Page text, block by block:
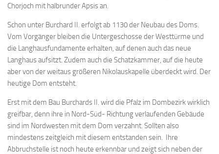
Chorjoch mit halbrunder Apsis an.
Schon unter Burchard II. erfolgt ab 1130 der Neubau des Doms.
Vom Vorgänger bleiben die Untergeschosse der Westtürme und
die Langhausfundamente erhalten, auf denen auch das neue
Langhaus aufsitzt. Zudem auch die Schatzkammer, auf die heute
aber von der weitaus größeren Nikolauskapelle überdeckt wird. Der
heutige Dom entsteht.
Erst mit dem Bau Burchards II. wird die Pfalz im Dombezirk wirklich
greifbar, denn ihre in Nord-Süd- Richtung verlaufenden Gebäude
sind im Nordwesten mit dem Dom verzahnt. Sollten also
mindestens zeitgleich mit diesem entstanden sein. Ihre
Abbruchstelle ist noch heute erkennbar und zeigt sich neben der